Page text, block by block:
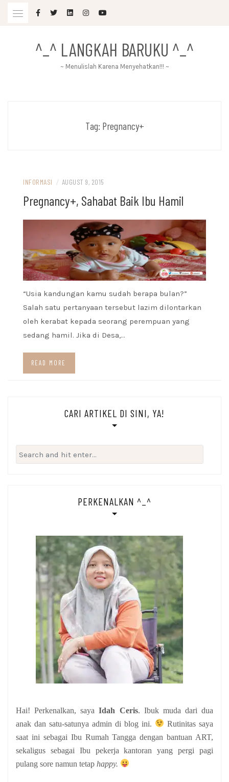
^_^ LANGKAH BARUKU ^_^
~ Menulislah Karena Menyehatkan!!! ~
Tag: Pregnancy+
INFORMASI / AUGUST 9, 2015
Pregnancy+, Sahabat Baik Ibu Hamil
“Usia kandungan kamu sudah berapa bulan?”
Salah satu pertanyaan tersebut lazim dilontarkan
oleh kerabat kepada seorang perempuan yang
sedang hamil. Jika di Desa,…
READ MORE
CARI ARTIKEL DI SINI, YA!
Search
for:
PERKENALKAN ^_^
Hai! Perkenalkan, sayaIdah Ceris. Ibuk muda dari dua
anak dan satu-satunya admin di blog ini.
Rutinitas saya
saat ini sebagai Ibu Rumah Tangga dengan bantuan ART,
sekaligus sebagai Ibu pekerja kantoran yang pergi pagi
pulang sore namun tetap happy.